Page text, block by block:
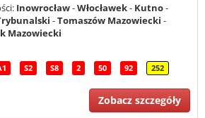
Inowrocław-Włocławek- Kutno-
-Tomaszów Mazowiecki -
Mazowiecki
S2 S8 2 50 92 252
Zobacz szczegóły